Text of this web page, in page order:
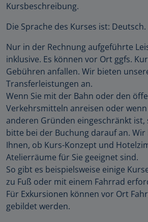
Kursbeschreibung.
Die Sprache des Kurses ist: Deutsch.
Nur in der Rechnung aufgeführte
inklusive. Es können vor Ort ggfs.
Gebühren anfallen. Wir bieten
Transferleistungen an.
Wenn Sie mit der Bahn oder den
Verkehrsmitteln anreisen oder
anderen Gründen eingeschränkt ist,
bitte bei der Buchung darauf an.
Ihnen, ob Kurs-Konzept und
Atelierräume für Sie geeignet sind.
So gibt es beispielsweise einige
zu Fuß oder mit einem Fahrrad
Für Exkursionen können vor Ort
gebildet werden.